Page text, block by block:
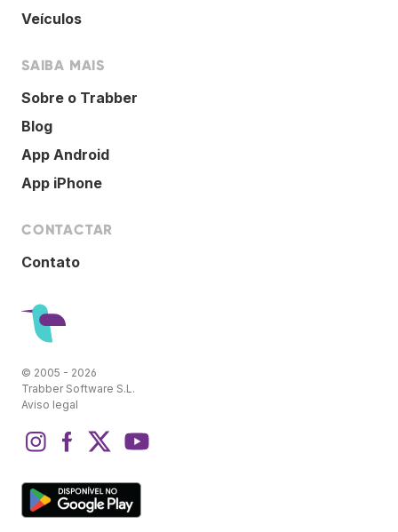
Veículos
SAIBA MAIS
Sobre o Trabber
Blog
App Android
App iPhone
CONTACTAR
Contato
© 2005 - 2026
Trabber Software S.L.
Aviso legal